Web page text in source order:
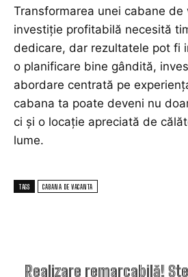
Realizare remarcabilă!
Transformarea unei cabane
investiție profitabilă necesită
dedicare, dar rezultatele pot fi
o planificare bine gândită,
abordare centrată pe
cabana ta poate deveni nu
ci și o locație apreciată de
lume.
TAGS CABANA DE VACANTA